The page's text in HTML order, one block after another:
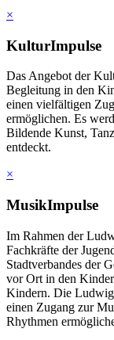
×
KulturImpulse
Das Angebot der
Begleitung in den
einen vielfältigen
ermöglichen. Es
Bildende Kunst,
entdeckt.
×
MusikImpulse
Im Rahmen der
Fachkräfte der
Stadtverbandes der
vor Ort in den
Kindern. Die
einen Zugang zur
Rhythmen